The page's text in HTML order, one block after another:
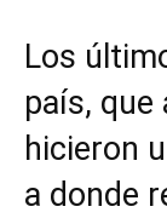
Los
país, que
hicieron
a donde